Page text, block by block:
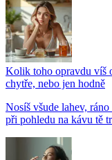
Kolik toho opravdu víš
chytře, nebo jen hodně
Nosíš všude lahev,
při pohledu na kávu tě